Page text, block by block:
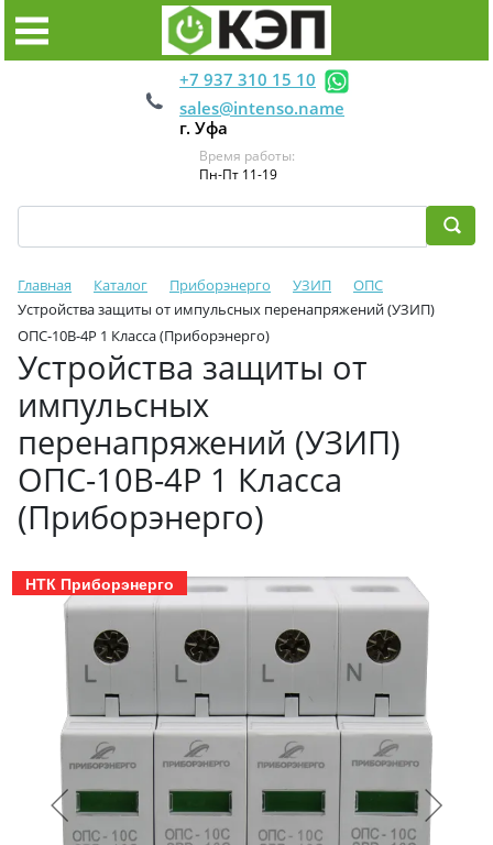
+7 937 310 15 10
sales@intenso.name
г. Уфа
Время работы:
Пн-Пт 11-19
Главная Каталог Приборэнерго УЗИП
ОПС
Устройства защиты от импульсных перенапряжений (УЗИП)
ОПС-10В-4Р 1 Класса (Приборэнерго)
Устройства защиты от
импульсных
перенапряжений (УЗИП)
ОПС-10В-4Р 1 Класса
(Приборэнерго)
НТК Приборэнерго